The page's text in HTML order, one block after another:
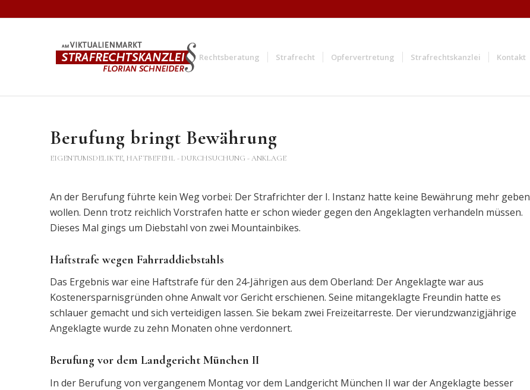
Rechtsberatung Strafrecht Opfervertretung Strafrechtskanzlei Kontakt
Berufung bringt Bewährung
EIGENTUMSDELIKTE, HAFTBEFEHL - DURCHSUCHUNG - ANKLAGE
An der Berufung führte kein Weg vorbei: Der Strafrichter der I. Instanz hatte keine Bewährung mehr geben
wollen. Denn trotz reichlich Vorstrafen hatte er schon wieder gegen den Angeklagten verhandeln müssen.
Dieses Mal gings um Diebstahl von zwei Mountainbikes.
Haftstrafe wegen Fahrraddiebstahls
Das Ergebnis war eine Haftstrafe für den 24-Jährigen aus dem Oberland: Der Angeklagte war aus
Kostenersparnisgründen ohne Anwalt vor Gericht erschienen. Seine mitangeklagte Freundin hatte es
schlauer gemacht und sich verteidigen lassen. Sie bekam zwei Freizeitarreste. Der vierundzwanzigjährige
Angeklagte wurde zu zehn Monaten ohne verdonnert.
Berufung vor dem Landgericht München II
In der Berufung von vergangenem Montag vor dem Landgericht München II war der Angeklagte besser